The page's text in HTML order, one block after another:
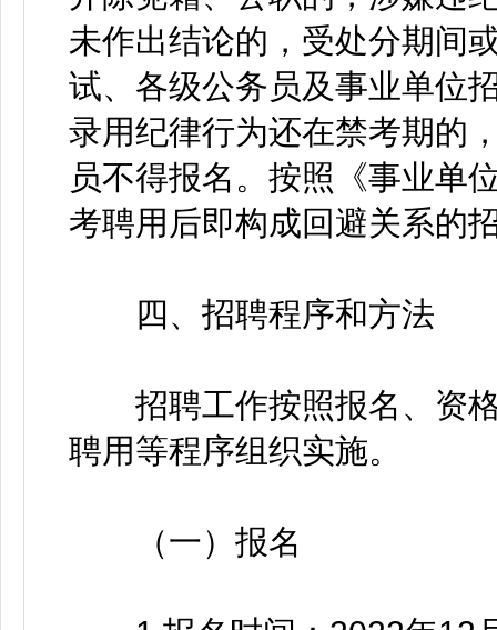
未作出结论的，受处分期间
试、各级公务员及事业单位
录用纪律行为还在禁考期的
员不得报名。按照《事业单
考聘用后即构成回避关系的
四、招聘程序和方法
招聘工作按照报名、资格
聘用等程序组织实施。
（一）报名